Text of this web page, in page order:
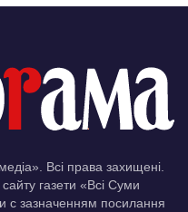
Всі права захищені.
газети «Всі Суми
c зазначенням посилання